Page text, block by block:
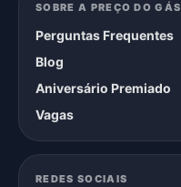
SOBRE A PREÇO DO GÁS
Perguntas Frequentes
Blog
Aniversário Premiado
Vagas
REDES SOCIAIS